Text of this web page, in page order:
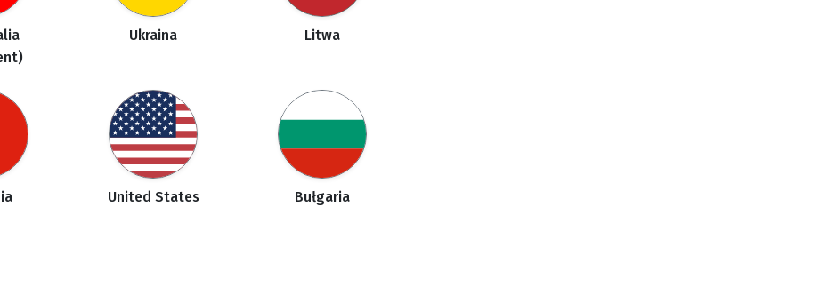
Ukraina Litwa
United States Bułgaria